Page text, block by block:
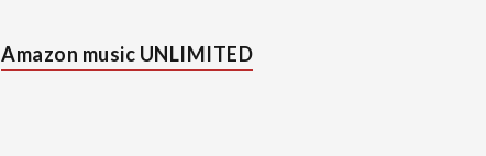
Amazon music UNLIMITED